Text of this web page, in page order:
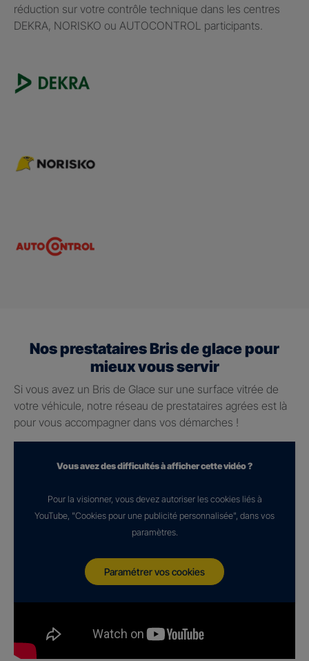
réduction sur votre contrôle technique dans les centres
DEKRA, NORISKO ou AUTOCONTROL participants.
Nos prestataires Bris de glace pour
mieux vous servir
Si vous avez un Bris de Glace sur une surface vitrée de
votre véhicule, notre réseau de prestataires agrées est là
pour vous accompagner dans vos démarches !
Vous avez des difficultés à afficher cette vidéo ?
Pour la visionner, vous devez autoriser les cookies liés à
YouTube, "Cookies pour une publicité personnalisée", dans vos
paramètres.
Paramétrer vos cookies